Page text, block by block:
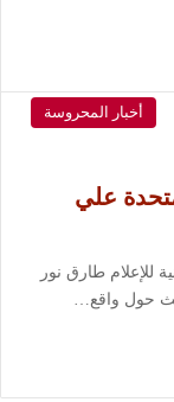
أخبار المحروسة
علي
للإعلام طارق نور
حول واقع…